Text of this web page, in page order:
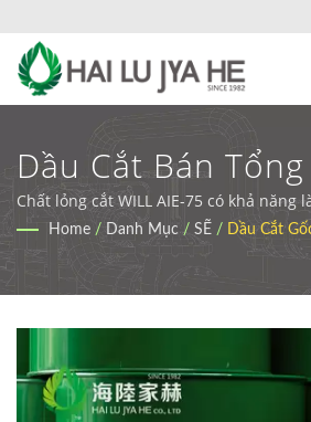
Dầu Cắt Bán
Không Chứa Clo
| Dung Dịch Gia
Loại Cao Cấp Và
Xử Lý Nước Thải |
Chất lỏng cắt WILL AIE-75 có khả năng
vời và bảo vệ chống gỉ tốt. | Dầu bôi
thiện với môi trường | HLJH
Home / Danh Mục / SẼ / Dầu Cắt